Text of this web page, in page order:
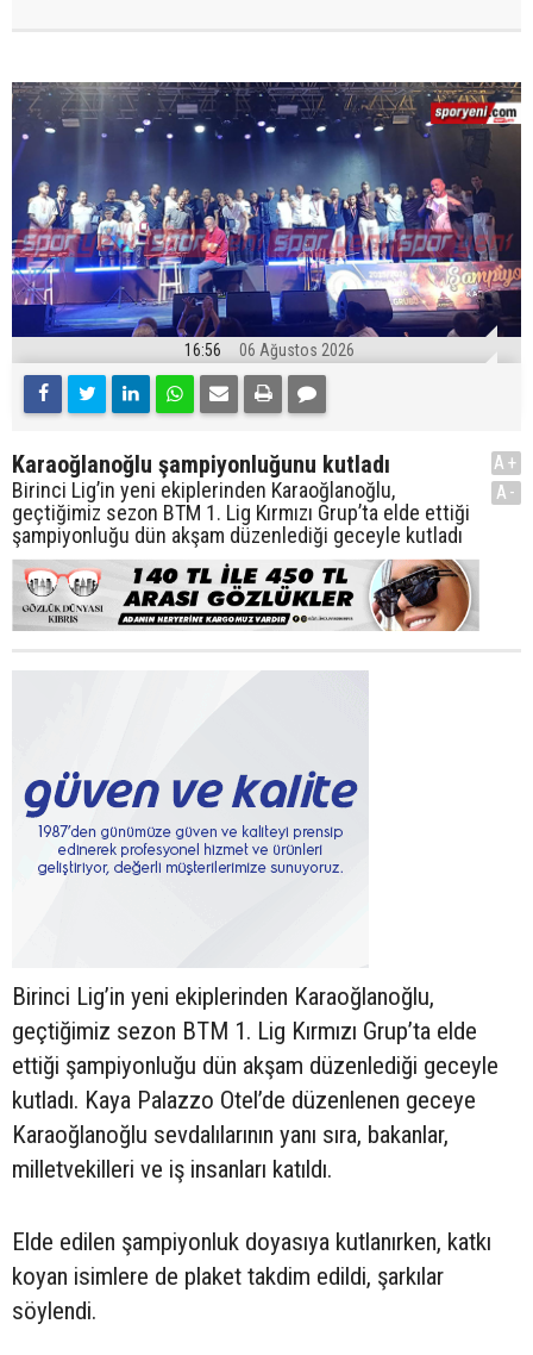
16:56 06 Ağustos 2026
Karaoğlanoğlu şampiyonluğunu kutladı
Birinci Lig’in yeni ekiplerinden Karaoğlanoğlu,
geçtiğimiz sezon BTM 1. Lig Kırmızı Grup’ta elde ettiği
şampiyonluğu dün akşam düzenlediği geceyle kutladı
A+
A-
Birinci Lig’in yeni ekiplerinden Karaoğlanoğlu,
geçtiğimiz sezon BTM 1. Lig Kırmızı Grup’ta elde
ettiği şampiyonluğu dün akşam düzenlediği geceyle
kutladı. Kaya Palazzo Otel’de düzenlenen geceye
Karaoğlanoğlu sevdalılarının yanı sıra, bakanlar,
milletvekilleri ve iş insanları katıldı.
Elde edilen şampiyonluk doyasıya kutlanırken, katkı
koyan isimlere de plaket takdim edildi, şarkılar
söylendi.